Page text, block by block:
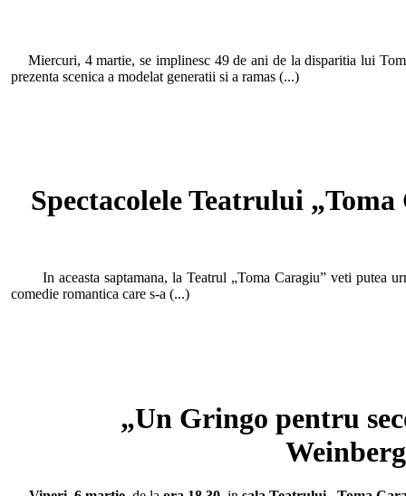
Miercuri, 4 martie, se implinesc 49 de ani de la disparitia lui
prezenta scenica a modelat generatii si a ramas (...)
Spectacolele Teatrului
In aceasta saptamana, la Teatrul „Toma Caragiu” veti putea
comedie romantica care s-a (...)
„Un Gringo pentru